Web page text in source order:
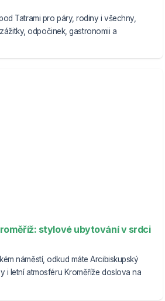
Tatrami pro páry, rodiny i všechny,
odpočinek, gastronomii a
stylové ubytování v srdci
náměstí, odkud máte Arcibiskupský
i letní atmosféru Kroměříže doslova na